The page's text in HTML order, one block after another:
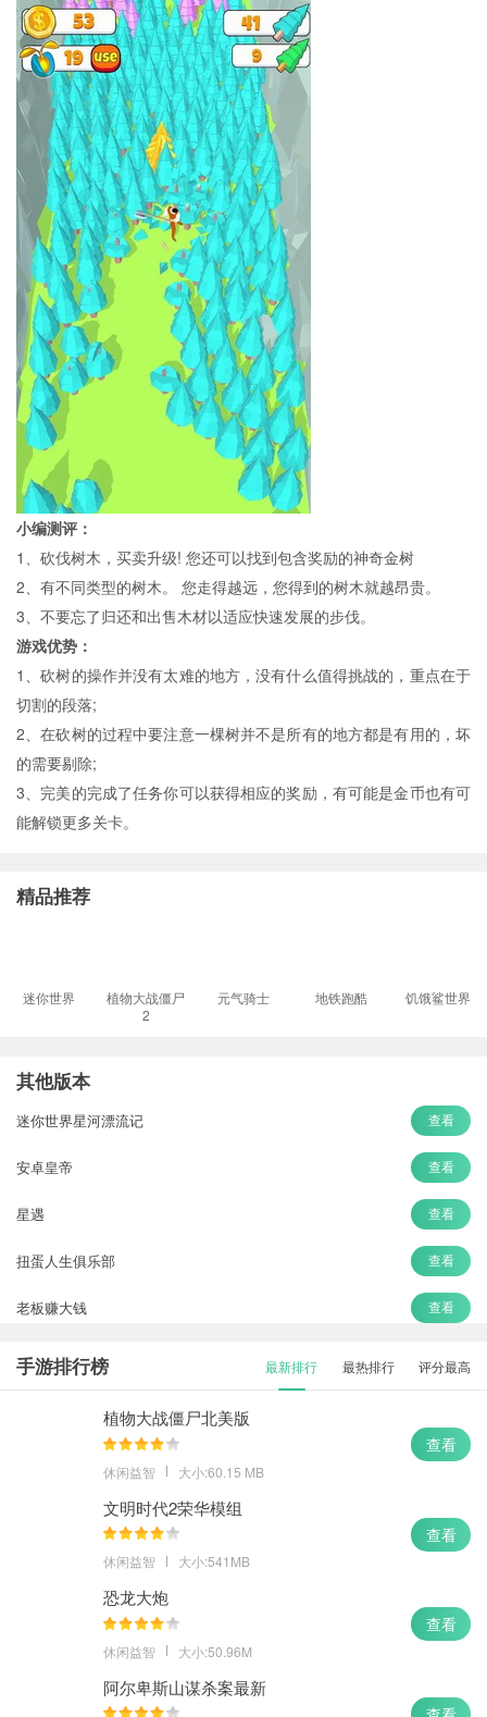
小编测评：
1、砍伐树木，买卖升级! 您还可以找到包含奖励的神奇金树
2、有不同类型的树木。 您走得越远，您得到的树木就越昂贵。
3、不要忘了归还和出售木材以适应快速发展的步伐。
游戏优势：
1、砍树的操作并没有太难的地方，没有什么值得挑战的，重点在于
切割的段落;
2、在砍树的过程中要注意一棵树并不是所有的地方都是有用的，坏
的需要剔除;
3、完美的完成了任务你可以获得相应的奖励，有可能是金币也有可
能解锁更多关卡。
精品推荐
迷你世界
植物大战僵尸
2
元气骑士 地铁跑酷 饥饿鲨世界
其他版本
迷你世界星河漂流记 查看
安卓皇帝 查看
星遇 查看
扭蛋人生俱乐部 查看
老板赚大钱 查看
舌尖上的小镇
手游排行榜 最新排行 最热排行 评分最高
植物大战僵尸北美版
休闲益智 大小:60.15 MB
查看
文明时代2荣华模组
休闲益智 大小:541MB
查看
恐龙大炮
休闲益智 大小:50.96M
查看
阿尔卑斯山谋杀案最新